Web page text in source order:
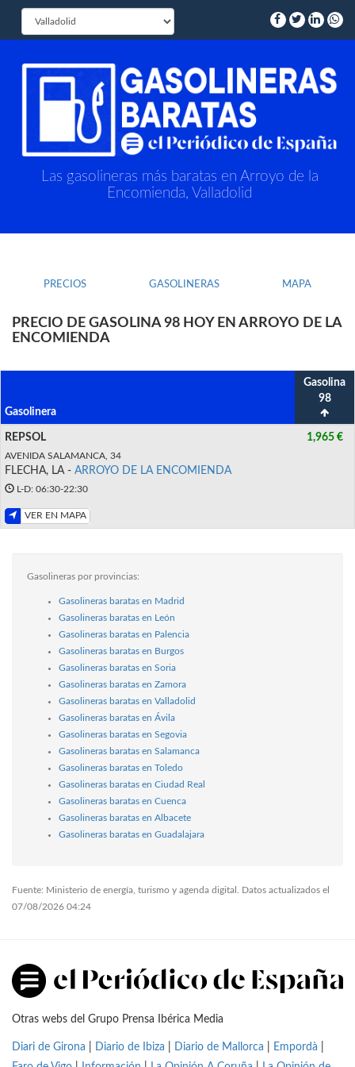
Las gasolineras más baratas en Arroyo de la
Encomienda, Valladolid
PRECIOS GASOLINERAS MAPA
PRECIO DE GASOLINA 98 HOY EN ARROYO DE LA
ENCOMIENDA
Gasolinera
Gasolina
98
REPSOL
AVENIDA SALAMANCA, 34
FLECHA, LA - ARROYO DE LA ENCOMIENDA
L-D: 06:30-22:30
VER EN MAPA
1,965 €
Gasolineras por provincias:
Gasolineras baratas en Madrid
Gasolineras baratas en León
Gasolineras baratas en Palencia
Gasolineras baratas en Burgos
Gasolineras baratas en Soria
Gasolineras baratas en Zamora
Gasolineras baratas en Valladolid
Gasolineras baratas en Ávila
Gasolineras baratas en Segovia
Gasolineras baratas en Salamanca
Gasolineras baratas en Toledo
Gasolineras baratas en Ciudad Real
Gasolineras baratas en Cuenca
Gasolineras baratas en Albacete
Gasolineras baratas en Guadalajara
Fuente: Ministerio de energía, turismo y agenda digital. Datos actualizados el
07/08/2026 04:24
Otras webs del Grupo Prensa Ibérica Media
Diari de Girona Diario de Ibiza Diario de Mallorca Empordà